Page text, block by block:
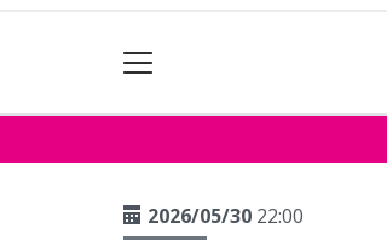
2026/05/30 22:00